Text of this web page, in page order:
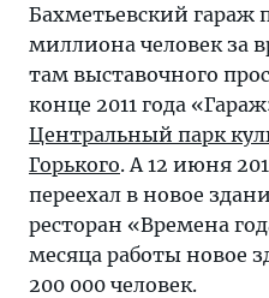
Бахметьевский гараж
миллиона человек за
там выставочного
конце 2011 года
Центральный парк
Горького. А 12 июня
переехал в новое
ресторан «Времена
месяца работы новое
200 000 человек.